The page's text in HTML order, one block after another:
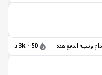
الدفع هذة 50 - 3k د